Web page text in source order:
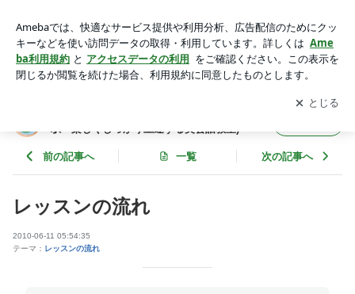
駅 楽しくしっかり上達する英会話教室)
アプリをダウンロードして ブログの更新通知
を受け取りまし
ょう。
開く
駅 楽しくしっかり上達する英会話教室)
前の記事へ 一覧 次の記事へ
レッスンの流れ
2010-06-11 05:54:35
テーマ： レッスンの流れ